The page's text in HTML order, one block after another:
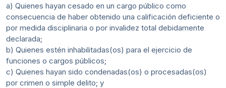
a) Quienes hayan cesado en un cargo público como
consecuencia de haber obtenido una calificación deficiente o
por medida disciplinaria o por invalidez total debidamente
declarada;
b) Quienes estén inhabilitadas(os) para el ejercicio de
funciones o cargos públicos;
c) Quienes hayan sido condenadas(os) o procesadas(os)
por crimen o simple delito; y